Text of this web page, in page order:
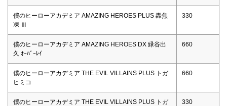
僕のヒーローアカデミア AMAZING HEROES PLUS 轟焦
凍 Ⅲ
330
僕のヒーローアカデミア AMAZING HEROES DX 緑谷出
久 ｵｰﾊﾞｰﾚｲ
660
僕のヒーローアカデミア THE EVIL VILLAINS PLUS トガ
ヒミコ
660
僕のヒーローアカデミア THE EVIL VILLAINS PLUS トガ
330